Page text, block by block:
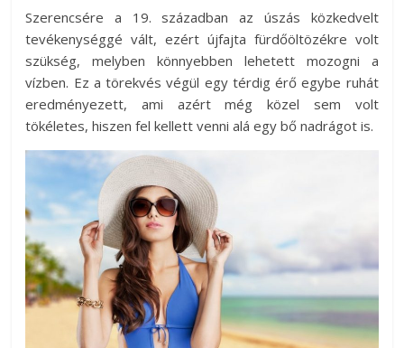
Szerencsére a 19. században az úszás közkedvelt
tevékenységgé vált, ezért újfajta fürdőöltözékre volt
szükség, melyben könnyebben lehetett mozogni a
vízben. Ez a törekvés végül egy térdig érő egybe ruhát
eredményezett, ami azért még közel sem volt
tökéletes, hiszen fel kellett venni alá egy bő nadrágot is.